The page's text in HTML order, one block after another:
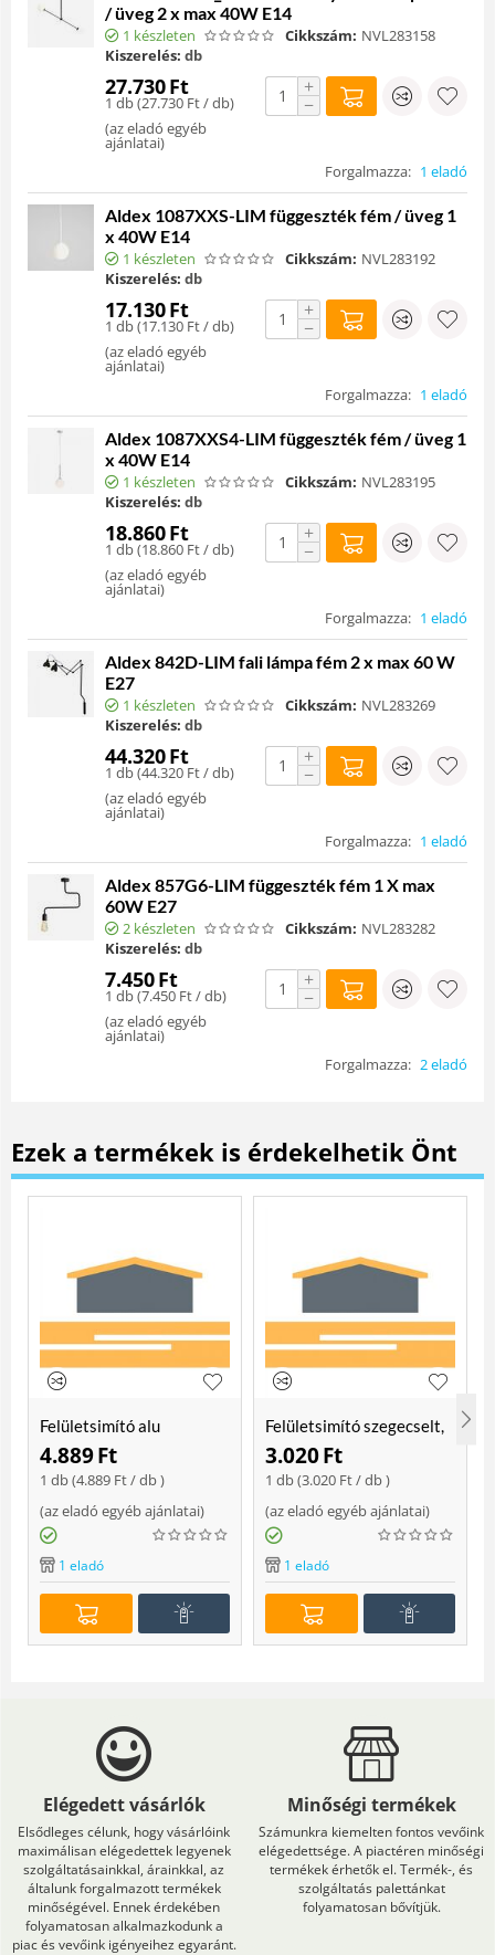
/ üveg 2 x max 40W E14
1 készleten Cikkszám: NVL283158
Kiszerelés: db
27.730Ft
1 db (27.730 Ft/ db)
(az eladó egyéb
ajánlatai)
+
−
Forgalmazza: 1 eladó
Aldex 1087XXS-LIM függeszték fém / üveg 1
x 40W E14
1 készleten Cikkszám: NVL283192
Kiszerelés: db
17.130Ft
1 db (17.130 Ft/ db)
(az eladó egyéb
ajánlatai)
+
−
Forgalmazza: 1 eladó
Aldex 1087XXS4-LIM függeszték fém / üveg 1
x 40W E14
1 készleten Cikkszám: NVL283195
Kiszerelés: db
18.860Ft
1 db (18.860 Ft/ db)
(az eladó egyéb
ajánlatai)
+
−
Forgalmazza: 1 eladó
Aldex 842D-LIM fali lámpa fém 2 x max 60 W
E27
1 készleten Cikkszám: NVL283269
Kiszerelés: db
44.320Ft
1 db (44.320 Ft/ db)
(az eladó egyéb
ajánlatai)
+
−
Forgalmazza: 1 eladó
Aldex 857G6-LIM függeszték fém 1 X max
60W E27
2 készleten Cikkszám: NVL283282
Kiszerelés: db
7.450Ft
1 db (7.450 Ft/ db)
(az eladó egyéb
ajánlatai)
+
−
Forgalmazza: 2 eladó
Ezek a termékek is érdekelhetik Önt
Felületsimító alu
erősített, rome 400 mm
Soft
4.889Ft
1 db (4.889 Ft/ db )
(az eladó egyéb ajánlatai)
1 eladó
Felületsimító szegecselt,
rome 400mm
3.020Ft
1 db (3.020 Ft/ db )
(az eladó egyéb ajánlatai)
1 eladó
Elégedett vásárlók
Elsődleges célunk, hogy vásárlóink
maximálisan elégedettek legyenek
szolgáltatásainkkal, árainkkal, az
általunk forgalmazott termékek
minőségével. Ennek érdekében
folyamatosan alkalmazkodunk a
piac és vevőink igényeihez egyaránt.
Minőségi termékek
Számunkra kiemelten fontos vevőink
elégedettsége. A piactéren minőségi
termékek érhetők el. Termék-, és
szolgáltatás palettánkat
folyamatosan bővítjük.